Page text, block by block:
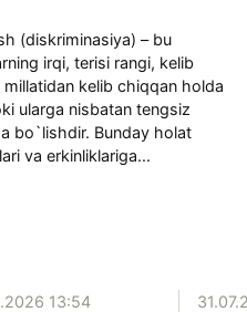
(diskriminasiya) – bu
irqi, terisi rangi, kelib
kelib chiqqan holda
ularga nisbatan tengsiz
bo`lishdir. Bunday holat
va erkinliklariga...
13:54